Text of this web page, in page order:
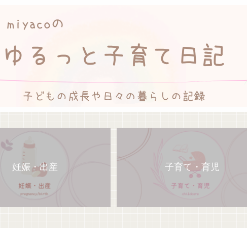
妊娠・出産 子育て・育児